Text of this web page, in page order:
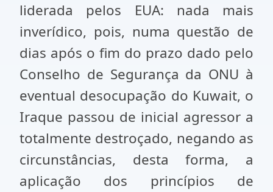
liderada pelos EUA: nada mais
inverídico, pois, numa questão de
dias após o fim do prazo dado pelo
Conselho de Segurança da ONU à
eventual desocupação do Kuwait, o
Iraque passou de inicial agressor a
totalmente destroçado, negando as
circunstâncias, desta forma, a
aplicação dos princípios de